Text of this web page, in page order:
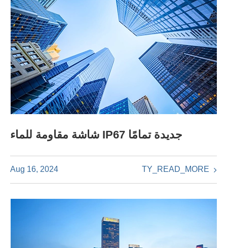
شاشة مقاومة للماء IP67 جديدة تمامًا
Aug 16, 2024 TY_READ_MORE